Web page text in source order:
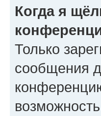
Когда я
Только
сообщения